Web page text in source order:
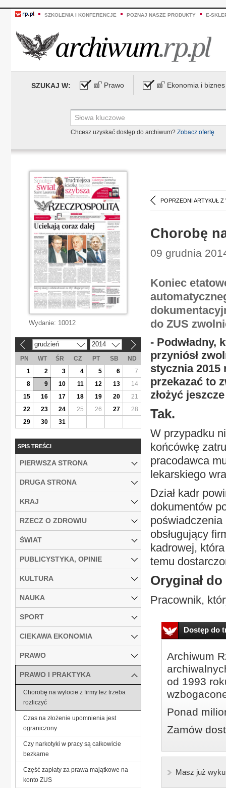
SZKOLENIA I KONFERENCJE POZNAJ NASZE PRODUKTY E-
SZUKAJ W: Prawo Ekonomia i biznes
Chcesz uzyskać dostęp do archiwum? Zobacz ofertę
POPRZEDNI ARTYKUŁ Z
Chorobę
09 grudnia
Koniec
do ZUS
- Podwładny,
przyniósł
stycznia 2015
przekazać to
złożyć
Tak.
W przypadku
końcówkę
pracodawca
lekarskiego
Dział kadr
dokumentów
obsługujący
kadrowej,
temu
Oryginał do
Pracownik,
Dostęp do
Archiwum
od 1993
Ponad
Zamów
Masz już
Wydanie: 10012
grudzień 2014
PN WT ŚR CZ PT SB
ND
1
2 3 4 5 6
7
8
9 10 11 12 13
14
15
16 17 18 19 20
21
22
23 24 25 26 27
28
29
30 31
SPIS TREŚCI
PIERWSZA STRONA
DRUGA STRONA
KRAJ
RZECZ O ZDROWIU
ŚWIAT
PUBLICYSTYKA, OPINIE
KULTURA
NAUKA
SPORT
CIEKAWA EKONOMIA
PRAWO
PRAWO I PRAKTYKA
Chorobę na wylocie z firmy też trzeba
rozliczyć
Czas na złożenie upomnienia jest
ograniczony
Czy narkotyki w pracy są całkowicie
bezkarne
Część zapłaty za prawa majątkowe na
konto ZUS